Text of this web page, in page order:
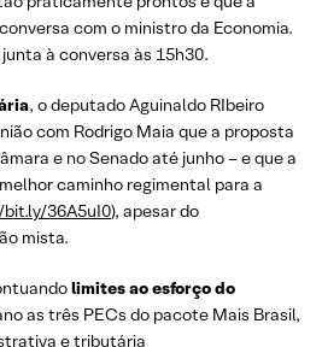
com o ministro da Economia.
à conversa às 15h30.
, o deputado Aguinaldo RIbeiro
com Rodrigo Maia que a proposta
e no Senado até junho – e que a
caminho regimental para a
36A5uI0), apesar do
mista.
limites ao esforço do
as três PECs do pacote Mais Brasil,
e tributária